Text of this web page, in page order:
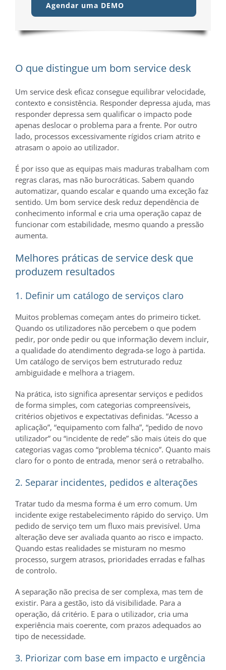
Agendar uma DEMO
O que distingue um bom service desk
Um service desk eficaz consegue equilibrar velocidade,
contexto e consistência. Responder depressa ajuda, mas
responder depressa sem qualificar o impacto pode
apenas deslocar o problema para a frente. Por outro
lado, processos excessivamente rígidos criam atrito e
atrasam o apoio ao utilizador.
É por isso que as equipas mais maduras trabalham com
regras claras, mas não burocráticas. Sabem quando
automatizar, quando escalar e quando uma exceção faz
sentido. Um bom service desk reduz dependência de
conhecimento informal e cria uma operação capaz de
funcionar com estabilidade, mesmo quando a pressão
aumenta.
Melhores práticas de service desk que
produzem resultados
1. Definir um catálogo de serviços claro
Muitos problemas começam antes do primeiro ticket.
Quando os utilizadores não percebem o que podem
pedir, por onde pedir ou que informação devem incluir,
a qualidade do atendimento degrada-se logo à partida.
Um catálogo de serviços bem estruturado reduz
ambiguidade e melhora a triagem.
Na prática, isto significa apresentar serviços e pedidos
de forma simples, com categorias compreensíveis,
critérios objetivos e expectativas definidas. “Acesso a
aplicação”, “equipamento com falha”, “pedido de novo
utilizador” ou “incidente de rede” são mais úteis do que
categorias vagas como “problema técnico”. Quanto mais
claro for o ponto de entrada, menor será o retrabalho.
2. Separar incidentes, pedidos e alterações
Tratar tudo da mesma forma é um erro comum. Um
incidente exige restabelecimento rápido do serviço. Um
pedido de serviço tem um fluxo mais previsível. Uma
alteração deve ser avaliada quanto ao risco e impacto.
Quando estas realidades se misturam no mesmo
processo, surgem atrasos, prioridades erradas e falhas
de controlo.
A separação não precisa de ser complexa, mas tem de
existir. Para a gestão, isto dá visibilidade. Para a
operação, dá critério. E para o utilizador, cria uma
experiência mais coerente, com prazos adequados ao
tipo de necessidade.
3. Priorizar com base em impacto e urgência